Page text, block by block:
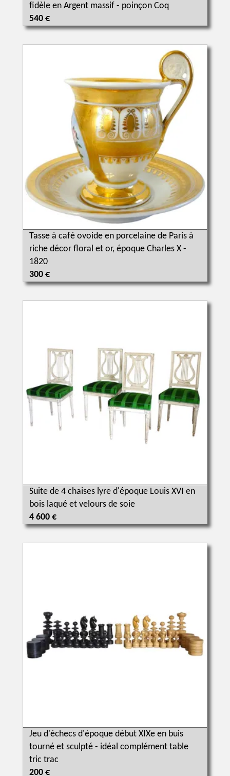
fidèle en Argent massif - poinçon Coq
540 €
Tasse à café ovoide en porcelaine de Paris à
riche décor floral et or, époque Charles X -
1820
300 €
Suite de 4 chaises lyre d'époque Louis XVI en
bois laqué et velours de soie
4 600 €
Jeu d'échecs d'époque début XIXe en buis
tourné et sculpté - idéal complément table
tric trac
200 €